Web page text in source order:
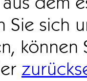
Sie sich
können